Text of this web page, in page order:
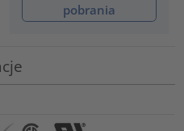
pobrania